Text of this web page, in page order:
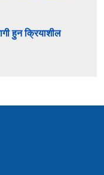
हुन क्रियाशील